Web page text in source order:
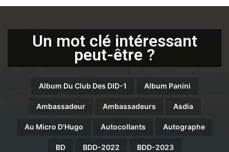
Un mot clé intéressant
peut-être ?
Album Du Club Des DID-1 Album Panini
Ambassadeur Ambassadeurs Asdia
Au Micro D'Hugo Autocollants Autographe
BD BDD-2022 BDD-2023